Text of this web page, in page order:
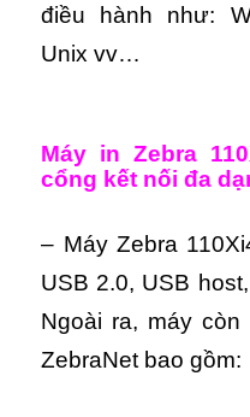
điều hành như:
Unix vv…
Máy in Zebra
cổng kết nối đa
– Máy Zebra
USB 2.0, USB
Ngoài ra, máy
ZebraNet bao gồm: